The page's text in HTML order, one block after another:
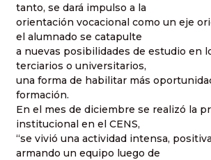
tanto, se dará impulso a la
orientación vocacional como un eje
el alumnado se catapulte
a nuevas posibilidades de estudio en
terciarios o universitarios,
una forma de habilitar más
formación.
En el mes de diciembre se realizó la
institucional en el CENS,
“se vivió una actividad intensa,
armando un equipo luego de